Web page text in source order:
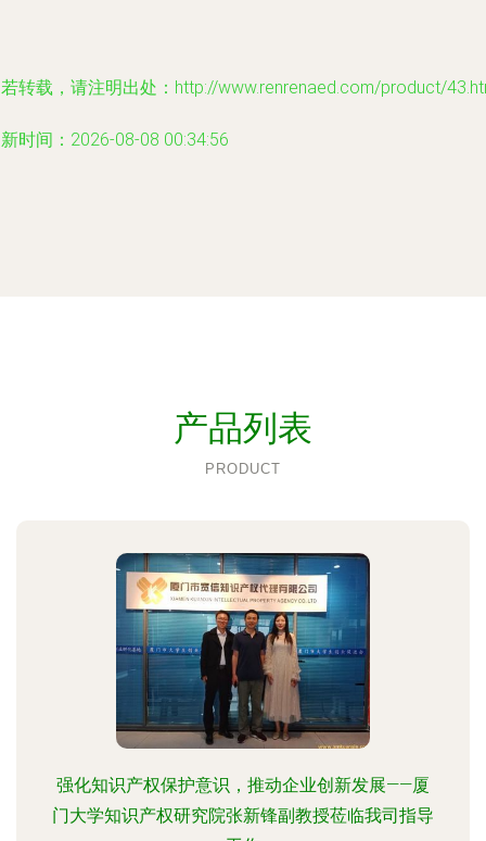
转载，请注明出处：http://www.renrenaed.com/product/
时间：2026-08-08 00:34:56
产品列表
PRODUCT
强化知识产权保护意识，推动企业创新发展——厦
门大学知识产权研究院张新锋副教授莅临我司指导